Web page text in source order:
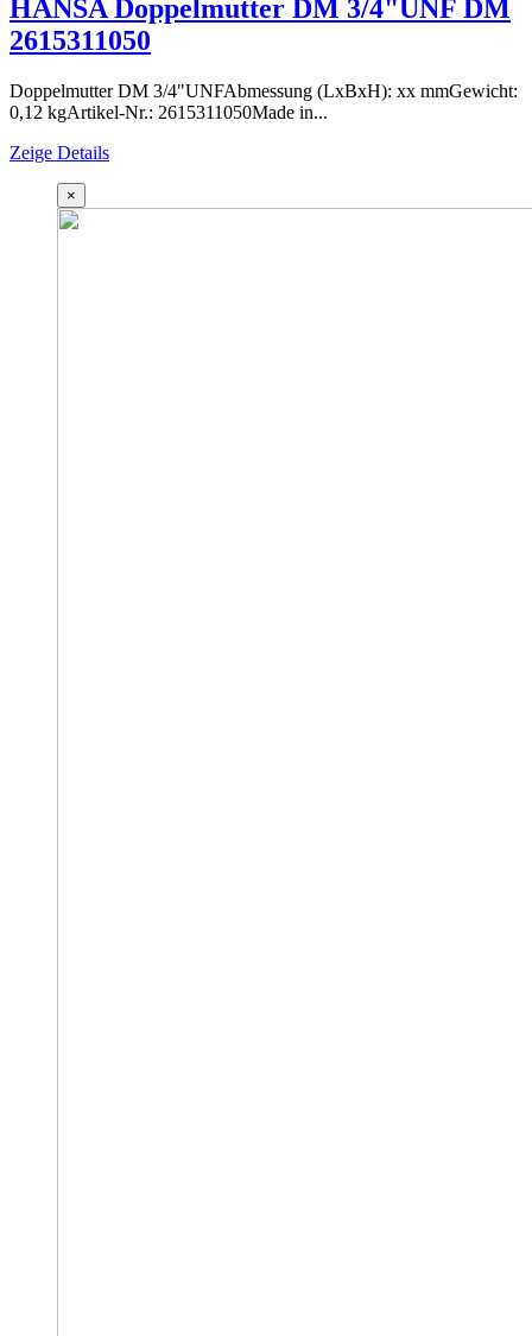
HANSA Doppelmutter DM 3/4"UNF DM
2615311050
Doppelmutter DM 3/4"UNFAbmessung (LxBxH): xx mmGewicht:
0,12 kgArtikel-Nr.: 2615311050Made in...
Zeige Details
×